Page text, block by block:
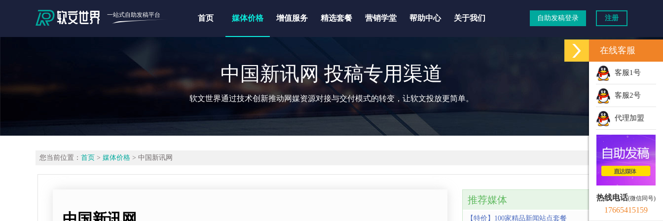
一站式自助发稿平台 首页 媒体价格 增值服务 精选套餐 营销学堂 帮助中心 关于我们 自助发稿登录 注册
中国新讯网 投稿专用渠道
软文世界通过技术创新推动网媒资源对接与交付模式的转变，让软文投放更简单。
您当前位置： 首页 > 媒体价格 > 中国新讯网
推荐媒体
【特价】100家精品新闻站点套餐
在线客服
客服1号
客服2号
代理加盟
热线电话(微信同号)
17665415159